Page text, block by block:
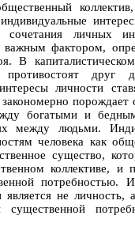
сочетания личных
важным фактором,
В
друг
личности
порождает
богатыми и
между людьми.
человека как
существо,
коллективе, и
потребностью.
не личность,